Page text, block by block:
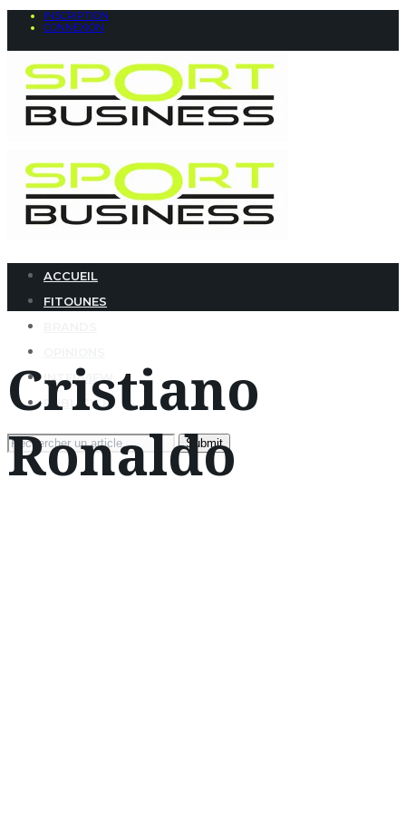
INSCRIPTION
CONNEXION
ACCUEIL
FITOUNES
INTERVIEW
PUBLICITÉ
Search
for:
Cristiano
Ronaldo